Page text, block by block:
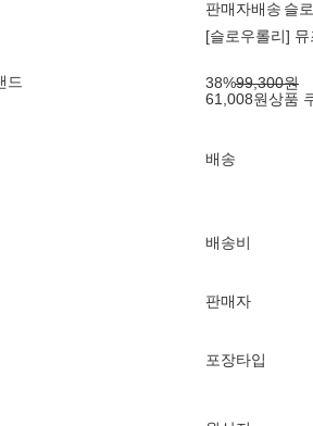
드
판매자배송 슬
[슬로우롤리]
38%99,300원
61,008원상품
배송
배송비
판매자
포장타입